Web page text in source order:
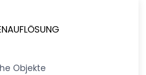
Objekte